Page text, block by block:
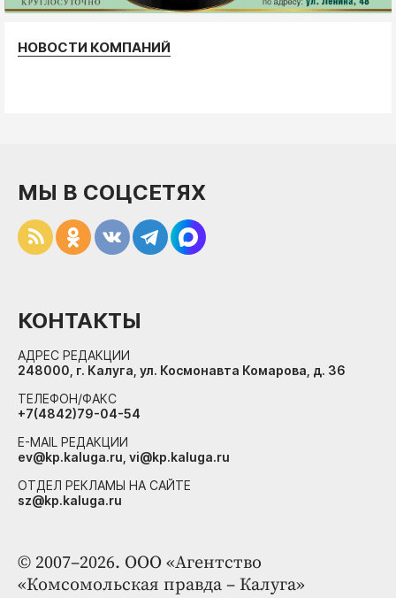
НОВОСТИ КОМПАНИЙ
© 2007–2026. ООО «Агентство
«Комсомольская правда – Калуга»
МЫ В СОЦСЕТЯХ
КОНТАКТЫ
АДРЕС РЕДАКЦИИ
248000, г. Калуга, ул. Космонавта Комарова, д. 36
ТЕЛЕФОН/ФАКС
+7(4842)79-04-54
E-MAIL РЕДАКЦИИ
ev@kp.kaluga.ru, vi@kp.kaluga.ru
ОТДЕЛ РЕКЛАМЫ НА САЙТЕ
sz@kp.kaluga.ru